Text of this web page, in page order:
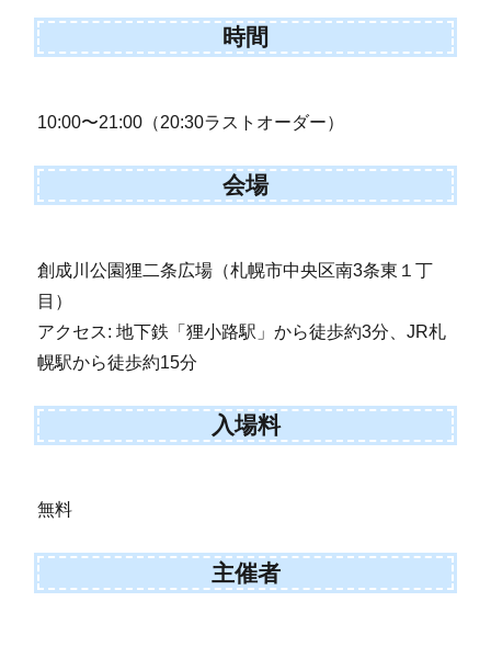
時間
10:00〜21:00（20:30ラストオーダー）
会場
創成川公園狸二条広場（札幌市中央区南3条東１丁
目）
アクセス: 地下鉄「狸小路駅」から徒歩約3分、JR札
幌駅から徒歩約15分
入場料
無料
主催者